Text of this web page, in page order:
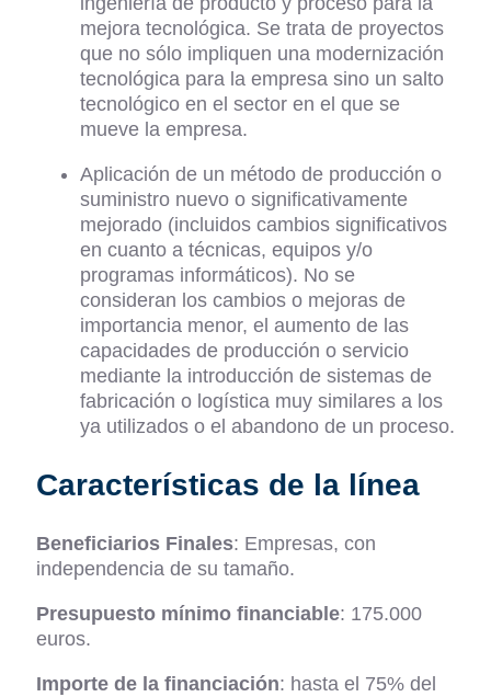
mejora tecnológica. Se trata de proyectos
que no sólo impliquen una modernización
tecnológica para la empresa sino un salto
tecnológico en el sector en el que se
mueve la empresa.
Aplicación de un método de producción o
suministro nuevo o significativamente
mejorado (incluidos cambios significativos
en cuanto a técnicas, equipos y/o
programas informáticos). No se
consideran los cambios o mejoras de
importancia menor, el aumento de las
capacidades de producción o servicio
mediante la introducción de sistemas de
fabricación o logística muy similares a los
ya utilizados o el abandono de un proceso.
Características de la línea
Beneficiarios Finales: Empresas, con
independencia de su tamaño.
Presupuesto mínimo financiable: 175.000
euros.
Importe de la financiación: hasta el 75% del